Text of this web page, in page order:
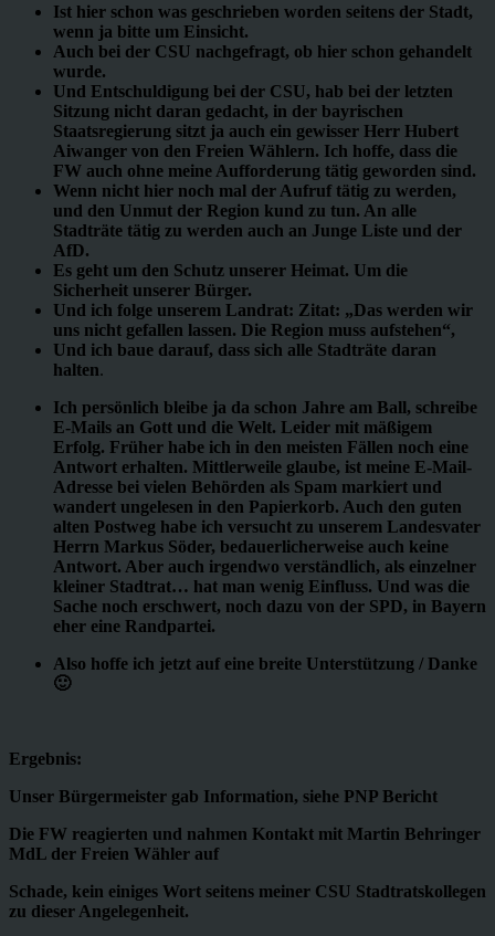
Ist hier schon was geschrieben worden seitens der Stadt,
wenn ja bitte um Einsicht.
Auch bei der CSU nachgefragt, ob hier schon gehandelt
wurde.
Und Entschuldigung bei der CSU, hab bei der letzten
Sitzung nicht daran gedacht, in der bayrischen
Staatsregierung sitzt ja auch ein gewisser Herr Hubert
Aiwanger von den Freien Wählern. Ich hoffe, dass die
FW auch ohne meine Aufforderung tätig geworden sind.
Wenn nicht hier noch mal der Aufruf tätig zu werden,
und den Unmut der Region kund zu tun. An alle
Stadträte tätig zu werden auch an Junge Liste und der
AfD.
Es geht um den Schutz unserer Heimat. Um die
Sicherheit unserer Bürger.
Und ich folge unserem Landrat: Zitat: „Das werden wir
uns nicht gefallen lassen. Die Region muss aufstehen“,
Und ich baue darauf, dass sich alle Stadträte daran
halten.
Ich persönlich bleibe ja da schon Jahre am Ball, schreibe
E-Mails an Gott und die Welt. Leider mit mäßigem
Erfolg. Früher habe ich in den meisten Fällen noch eine
Antwort erhalten. Mittlerweile glaube, ist meine E-Mail-
Adresse bei vielen Behörden als Spam markiert und
wandert ungelesen in den Papierkorb. Auch den guten
alten Postweg habe ich versucht zu unserem Landesvater
Herrn Markus Söder, bedauerlicherweise auch keine
Antwort. Aber auch irgendwo verständlich, als einzelner
kleiner Stadtrat… hat man wenig Einfluss. Und was die
Sache noch erschwert, noch dazu von der SPD, in Bayern
eher eine Randpartei.
Also hoffe ich jetzt auf eine breite Unterstützung / Danke
🙂
Ergebnis:
Unser Bürgermeister gab Information, siehe PNP Bericht
Die FW reagierten und nahmen Kontakt mit Martin Behringer
MdL der Freien Wähler auf
Schade, kein einiges Wort seitens meiner CSU Stadtratskollegen
zu dieser Angelegenheit.